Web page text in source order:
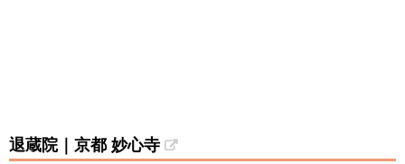
退蔵院｜京都 妙心寺